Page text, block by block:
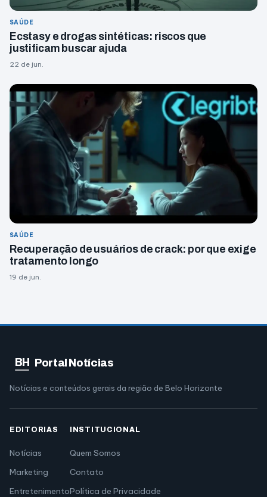
SAÚDE
Ecstasy e drogas sintéticas: riscos que
justificam buscar ajuda
22 de jun.
SAÚDE
Recuperação de usuários de crack: por que exige
tratamento longo
19 de jun.
BH Portal Notícias
Notícias e conteúdos gerais da região de Belo Horizonte
EDITORIAS
Notícias
Marketing
Entretenimento
INSTITUCIONAL
Quem Somos
Contato
Política de Privacidade